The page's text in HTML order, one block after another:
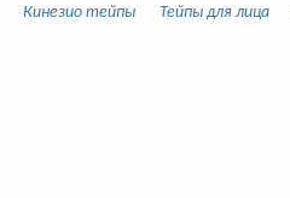
Кинезио тейпы Тейпы для лица